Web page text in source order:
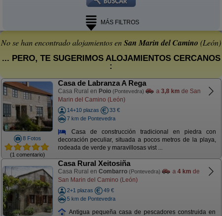
MÁS FILTROS
No se han encontrado alojamientos enSan Marin del Camino (León)
... PERO, TE SUGERIMOS ALOJAMIENTOS CERCANOS
:
8 Fotos
(1 comentario)
Casa de Labranza A Rega
Casa Rural en Poio (Pontevedra) a 3,8 km de San
Marin del Camino (León)
14+10 plazas
33 €
7 km de Pontevedra
Casa de construcción tradicional en piedra con
decoración peculiar, situada a pocos metros de la playa,
rodeada de verde y maravillosas vist ...
Casa Rural Xeitosiña
Casa Rural en Combarro (Pontevedra) a 4 km de
San Marin del Camino (León)
2+1 plazas
49 €
5 km de Pontevedra
Antigua pequeña casa de pescadores construida en